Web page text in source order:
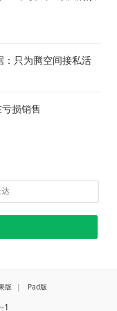
：只为腾空间接私活
损销售
版 | Pad版
1